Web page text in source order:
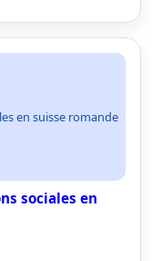
en suisse romande
sociales en